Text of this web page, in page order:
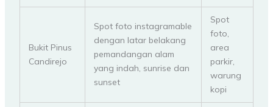
Bukit Pinus
Candirejo
Spot foto instagramable
dengan latar belakang
pemandangan alam
yang indah, sunrise dan
sunset
Spot
foto,
area
parkir,
warung
kopi